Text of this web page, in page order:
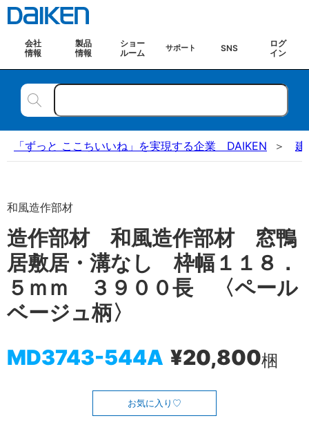
会社
情報
製品
情報
ショー
ルーム
サポート SNS
ログ
イン
「ずっと ここちいいね」を実現する企業 DAIKEN 建
和風造作部材
造作部材 和風造作部材 窓鴨
居敷居・溝なし 枠幅１１８．
５ｍｍ ３９００長 〈ペール
ベージュ柄〉
MD3743-544A ¥20,800梱
お気に入り